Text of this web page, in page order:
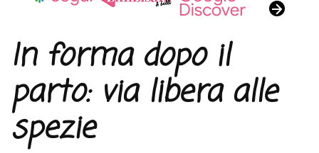
In forma dopo il
parto: via libera alle
spezie